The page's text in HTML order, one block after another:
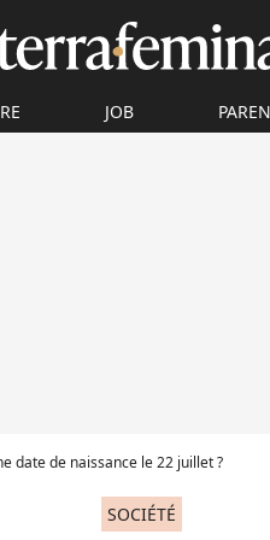
JOB
date de naissance le 22 juillet ?
SOCIÉTÉ